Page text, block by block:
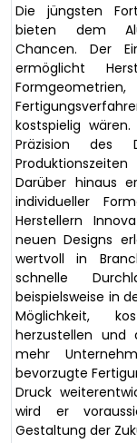
Die jüngsten
bieten dem
Chancen. Der
ermöglicht
kostspielig
Präzision des
Darüber hinaus
individueller
Herstellern
neuen Designs
wertvoll in
schnelle
beispielsweise in
Möglichkeit,
herzustellen und
mehr
bevorzugte
Druck
wird er
Gestaltung der